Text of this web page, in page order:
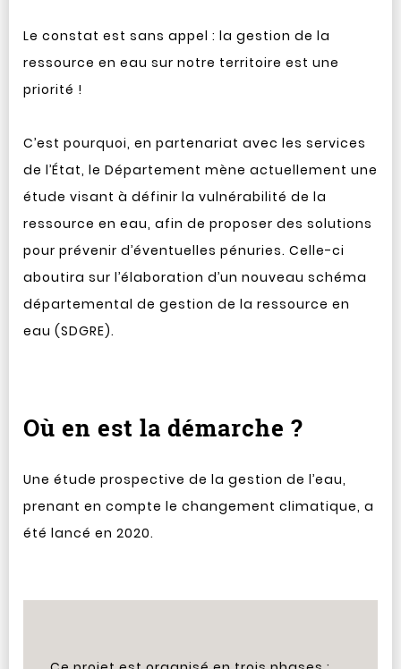
Le constat est sans appel : la gestion de la
ressource en eau sur notre territoire est une
priorité !
C’est pourquoi, en partenariat avec les services
de l’État, le Département mène actuellement une
étude visant à définir la vulnérabilité de la
ressource en eau, afin de proposer des solutions
pour prévenir d’éventuelles pénuries. Celle-ci
aboutira sur l’élaboration d’un nouveau schéma
départemental de gestion de la ressource en
eau (SDGRE).
Où en est la démarche ?
Une étude prospective de la gestion de l’eau,
prenant en compte le changement climatique, a
été lancé en 2020.